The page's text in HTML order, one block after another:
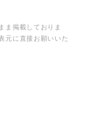
ま掲載しておりま
元に直接お願いいた